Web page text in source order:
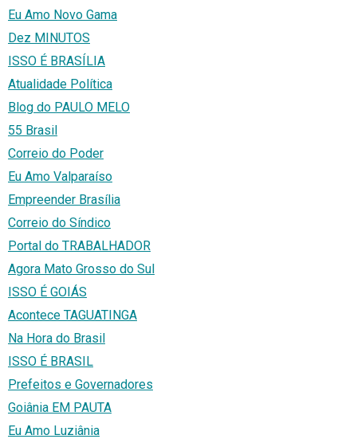
Eu Amo Novo Gama
Dez MINUTOS
ISSO É BRASÍLIA
Atualidade Política
Blog do PAULO MELO
55 Brasil
Correio do Poder
Eu Amo Valparaíso
Empreender Brasília
Correio do Síndico
Portal do TRABALHADOR
Agora Mato Grosso do Sul
ISSO É GOIÁS
Acontece TAGUATINGA
Na Hora do Brasil
ISSO É BRASIL
Prefeitos e Governadores
Goiânia EM PAUTA
Eu Amo Luziânia